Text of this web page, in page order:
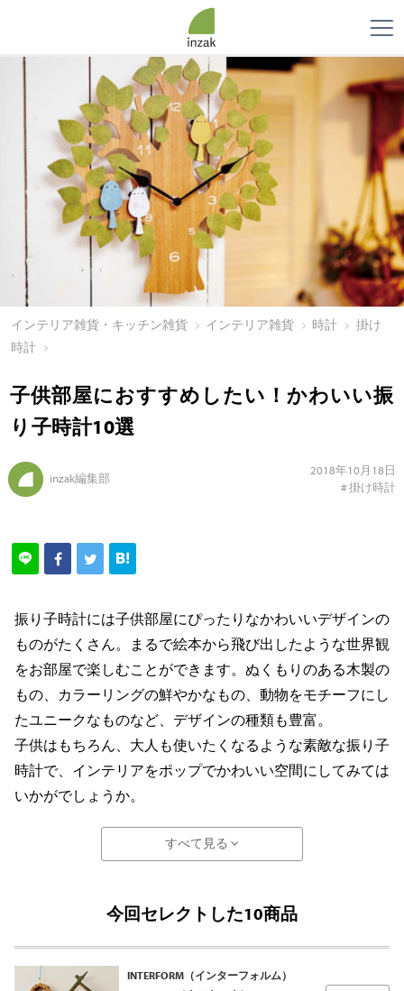
インテリア雑貨・キッチン雑貨 インテリア雑貨 時計
掛け
時計
子供部屋におすすめしたい！かわいい振
り子時計10選
inzak編集部
2018年10月18日
#掛け時計
振り子時計には子供部屋にぴったりなかわいいデザインの
ものがたくさん。まるで絵本から飛び出したような世界観
をお部屋で楽しむことができます。ぬくもりのある木製の
もの、カラーリングの鮮やかなもの、動物をモチーフにし
たユニークなものなど、デザインの種類も豊富。
子供はもちろん、大人も使いたくなるような素敵な振り子
時計で、インテリアをポップでかわいい空間にしてみては
いかがでしょうか。
すべて見る
今回セレクトした10商品
INTERFORM（インターフォルム）